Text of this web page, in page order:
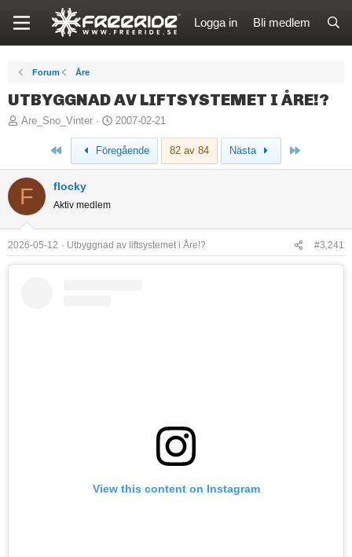
Logga in Bli medlem
Forum Åre
UTBYGGNAD AV LIFTSYSTEMET I ÅRE!?
T
d
s
t
a
r
t
Are_Sno_Vinter
S
t
a
r
t
u
2007-02-21
Först Föregående 82 av 84 Nästa
F flocky
Aktiv medlem
2026-05-12 Utbyggnad av liftsystemet i Åre!? #3,241
View this content on Instagram